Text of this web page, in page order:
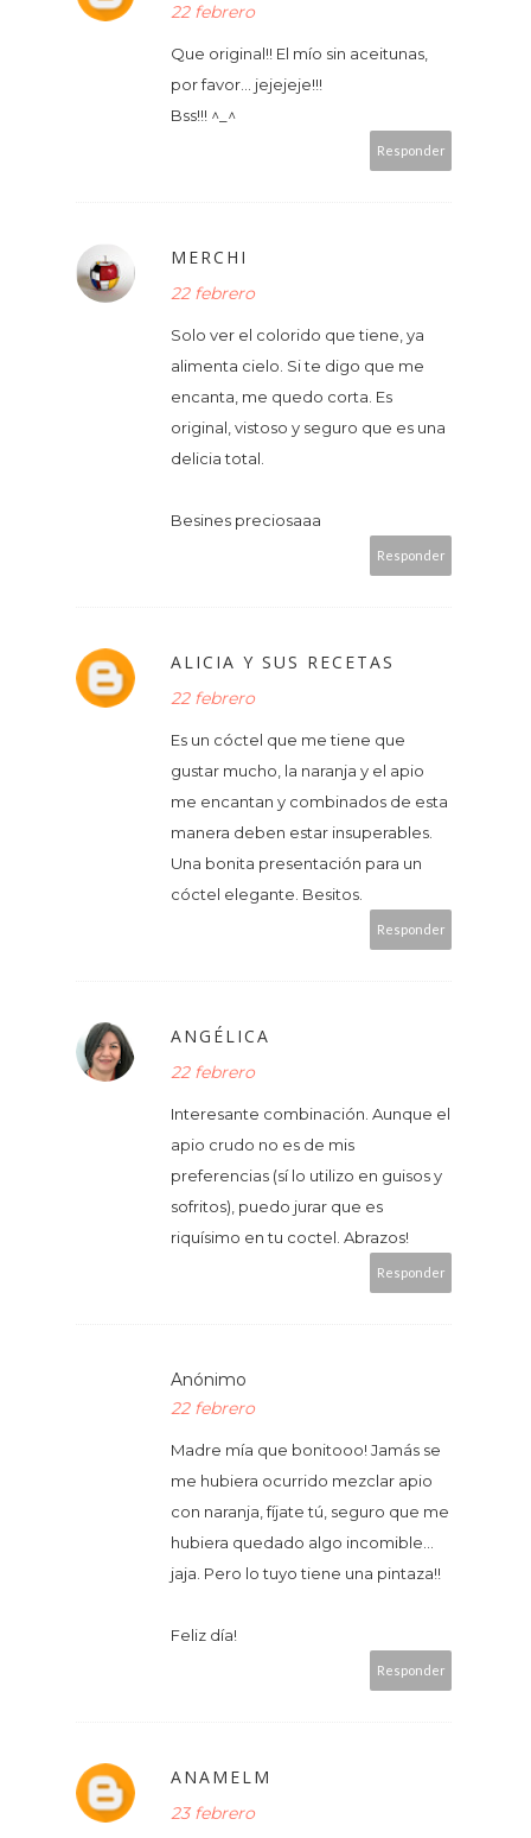
22 febrero
Que original!! El mío sin aceitunas,
por favor... jejejeje!!!
Bss!!! ^_^
Responder
MERCHI
22 febrero
Solo ver el colorido que tiene, ya
alimenta cielo. Si te digo que me
encanta, me quedo corta. Es
original, vistoso y seguro que es una
delicia total.
Besines preciosaaa
Responder
ALICIA Y SUS RECETAS
22 febrero
Es un cóctel que me tiene que
gustar mucho, la naranja y el apio
me encantan y combinados de esta
manera deben estar insuperables.
Una bonita presentación para un
cóctel elegante. Besitos.
Responder
ANGÉLICA
22 febrero
Interesante combinación. Aunque el
apio crudo no es de mis
preferencias (sí lo utilizo en guisos y
sofritos), puedo jurar que es
riquísimo en tu coctel. Abrazos!
Responder
Anónimo
22 febrero
Madre mía que bonitooo! Jamás se
me hubiera ocurrido mezclar apio
con naranja, fíjate tú, seguro que me
hubiera quedado algo incomible...
jaja. Pero lo tuyo tiene una pintaza!!
Feliz día!
Responder
ANAMELM
23 febrero